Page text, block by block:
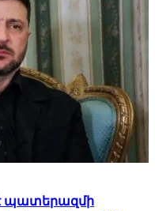
պատերազմի